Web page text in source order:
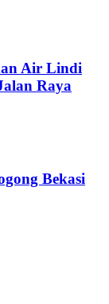
Air Lindi
Raya
Bekasi